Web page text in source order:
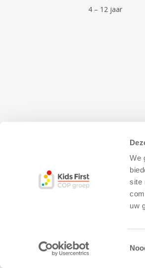
We
site
uw
4 – 12 jaar
© Copyright -